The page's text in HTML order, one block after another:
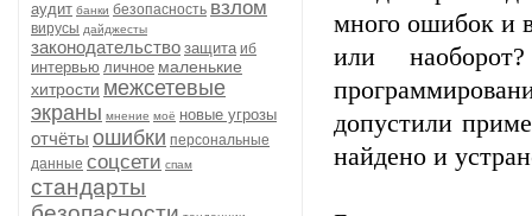
аудит банки безопасность взлом
вирусы дайджесты
законодательство защита иб
интервью личное маленькие
хитрости межсетевые
экраны мнение моё новые угрозы
отчёты ошибки персональные
данные соцсети спам
стандарты
много ошибок и
или
допустили
найдено и